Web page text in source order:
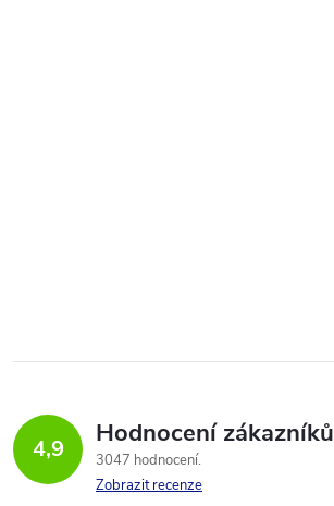
4,9 Hodnocení zákazníků
3047 hodnocení
Zobrazit recenze